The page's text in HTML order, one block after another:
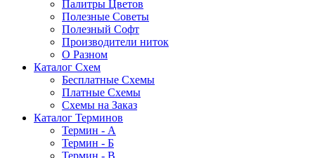
Палитры Цветов
Полезные Советы
Полезный Софт
Производители ниток
О Разном
Каталог Схем
Бесплатные Схемы
Платные Схемы
Схемы на Заказ
Каталог Терминов
Термин - А
Термин - Б
Термин - В